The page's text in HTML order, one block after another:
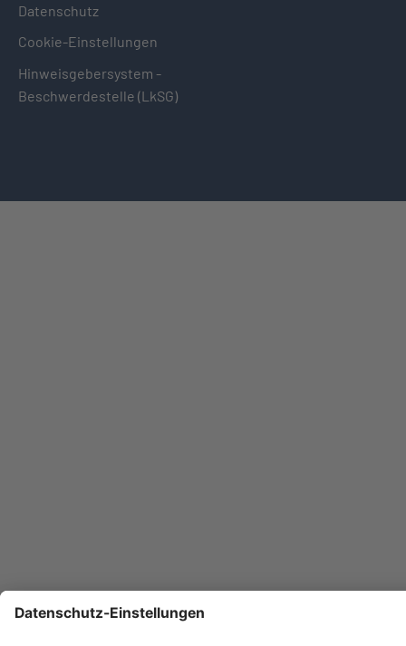
Datenschutz
Cookie-Einstellungen
Hinweisgebersystem -
Beschwerdestelle (LkSG)